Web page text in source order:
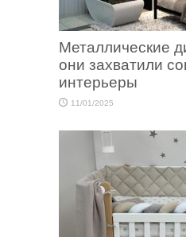
Металлические
они захватили
интерьеры
11/01/2025